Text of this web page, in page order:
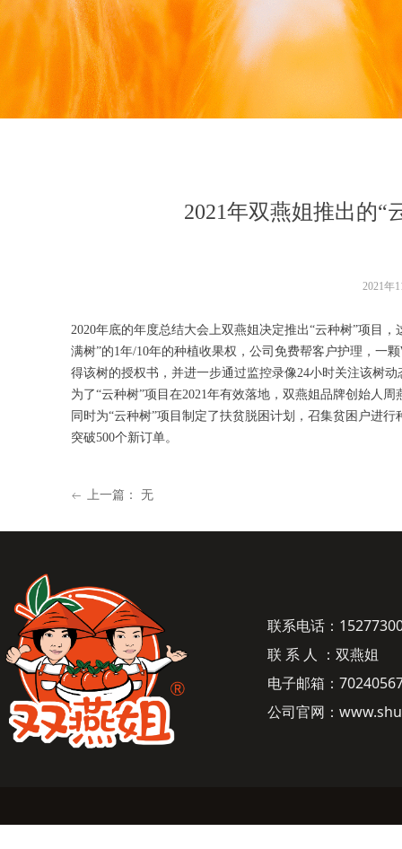
2021年双燕姐推出的“
2020年底的年度总结大会上双燕姐决定推出“云种树”项目
满树”的1年/10年的种植收果权，公司免费帮客户护理，一
得该树的授权书，并进一步通过监控录像24小时关注该树动
为了“云种树”项目在2021年有效落地，双燕姐品牌创始人
同时为“云种树”项目制定了扶贫脱困计划，召集贫困户进
突破500个新订单。
2021年
ꂃ 上一篇： 无
联系电话：
联 系 人 ： 双燕姐
电子邮箱：
公司官网：